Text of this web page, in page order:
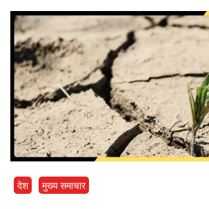
देश मुख्य समाचार